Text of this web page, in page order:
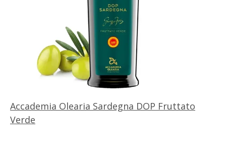
Accademia Olearia Sardegna DOP Fruttato
Verde